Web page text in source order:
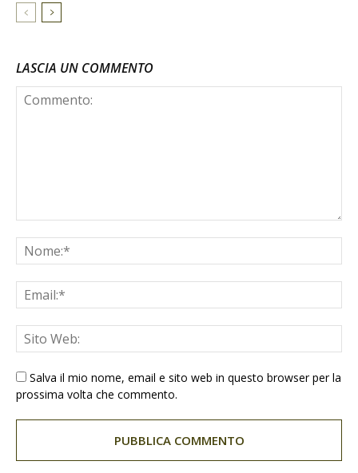
LASCIA UN COMMENTO
Salva il mio nome, email e sito web in questo browser per la
prossima volta che commento.